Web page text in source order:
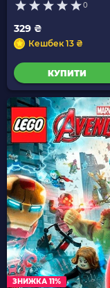
0
329 ₴
Кешбек 13 ₴
КУПИТИ
ЗНИЖКА 11%